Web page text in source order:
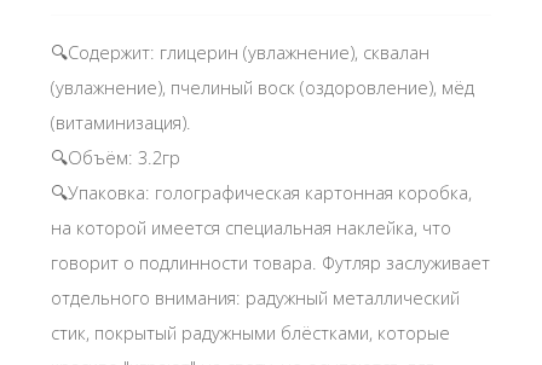
🔍Содержит: глицерин (увлажнение), сквалан
(увлажнение), пчелиный воск (оздоровление), мёд
(витаминизация).
🔍Объём: 3.2гр
🔍Упаковка: голографическая картонная коробка,
на которой имеется специальная наклейка, что
говорит о подлинности товара. Футляр заслуживает
отдельного внимания: радужный металлический
стик, покрытый радужными блёстками, которые